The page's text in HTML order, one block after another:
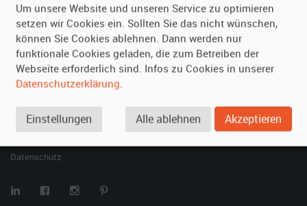
Fragen für Vermieter
Inserat verwalten
Kontakt
SPECIAL
Berühmte Filmautos –
Datenschutz
Um unsere Website und unseren Service zu optimieren
setzen wir Cookies ein. Sollten Sie das nicht wünschen,
können Sie Cookies ablehnen. Dann werden nur
funktionale Cookies geladen, die zum Betreiben der
Webseite erforderlich sind. Infos zu Cookies in unserer
Datenschutzerklärung.
Einstellungen Alle ablehnen Akzeptieren